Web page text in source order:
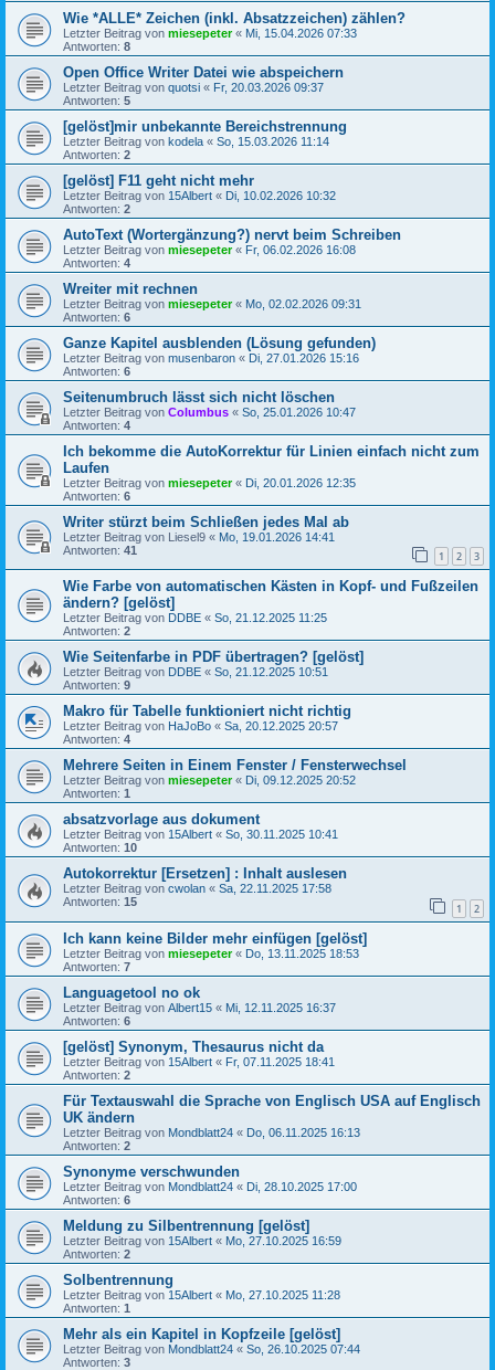
Wie *ALLE* Zeichen (inkl. Absatzzeichen) zählen?
Letzter Beitrag von miesepeter« Mi, 15.04.2026 07:33
Antworten: 8
Open Office Writer Datei wie abspeichern
Letzter Beitrag von quotsi « Fr, 20.03.2026 09:37
Antworten: 5
[gelöst]mir unbekannte Bereichstrennung
Letzter Beitrag von kodela « So, 15.03.2026 11:14
Antworten: 2
[gelöst] F11 geht nicht mehr
Letzter Beitrag von 15Albert « Di, 10.02.2026 10:32
Antworten: 2
AutoText (Wortergänzung?) nervt beim Schreiben
Letzter Beitrag von miesepeter« Fr, 06.02.2026 16:08
Antworten: 4
Wreiter mit rechnen
Letzter Beitrag von miesepeter« Mo, 02.02.2026 09:31
Antworten: 6
Ganze Kapitel ausblenden (Lösung gefunden)
Letzter Beitrag von musenbaron « Di, 27.01.2026 15:16
Antworten: 6
Seitenumbruch lässt sich nicht löschen
Letzter Beitrag von Columbus « So, 25.01.2026 10:47
Antworten: 4
Ich bekomme die AutoKorrektur für Linien einfach nicht zum
Laufen
Letzter Beitrag von miesepeter« Di, 20.01.2026 12:35
Antworten: 6
Writer stürzt beim Schließen jedes Mal ab
Letzter Beitrag von Liesel9 « Mo, 19.01.2026 14:41
Antworten: 41 1 2 3
Wie Farbe von automatischen Kästen in Kopf- und Fußzeilen
ändern? [gelöst]
Letzter Beitrag von DDBE « So, 21.12.2025 11:25
Antworten: 2
Wie Seitenfarbe in PDF übertragen? [gelöst]
Letzter Beitrag von DDBE « So, 21.12.2025 10:51
Antworten: 9
Makro für Tabelle funktioniert nicht richtig
Letzter Beitrag von HaJoBo « Sa, 20.12.2025 20:57
Antworten: 4
Mehrere Seiten in Einem Fenster / Fensterwechsel
Letzter Beitrag von miesepeter« Di, 09.12.2025 20:52
Antworten: 1
absatzvorlage aus dokument
Letzter Beitrag von 15Albert « So, 30.11.2025 10:41
Antworten: 10
Autokorrektur [Ersetzen] : Inhalt auslesen
Letzter Beitrag von cwolan « Sa, 22.11.2025 17:58
Antworten: 15 1 2
Ich kann keine Bilder mehr einfügen [gelöst]
Letzter Beitrag von miesepeter« Do, 13.11.2025 18:53
Antworten: 7
Languagetool no ok
Letzter Beitrag von Albert15 « Mi, 12.11.2025 16:37
Antworten: 6
[gelöst] Synonym, Thesaurus nicht da
Letzter Beitrag von 15Albert « Fr, 07.11.2025 18:41
Antworten: 2
Für Textauswahl die Sprache von Englisch USA auf Englisch
UK ändern
Letzter Beitrag von Mondblatt24 « Do, 06.11.2025 16:13
Antworten: 2
Synonyme verschwunden
Letzter Beitrag von Mondblatt24 « Di, 28.10.2025 17:00
Antworten: 6
Meldung zu Silbentrennung [gelöst]
Letzter Beitrag von 15Albert « Mo, 27.10.2025 16:59
Antworten: 2
Solbentrennung
Letzter Beitrag von 15Albert « Mo, 27.10.2025 11:28
Antworten: 1
Mehr als ein Kapitel in Kopfzeile [gelöst]
Letzter Beitrag von Mondblatt24 « So, 26.10.2025 07:44
Antworten: 3